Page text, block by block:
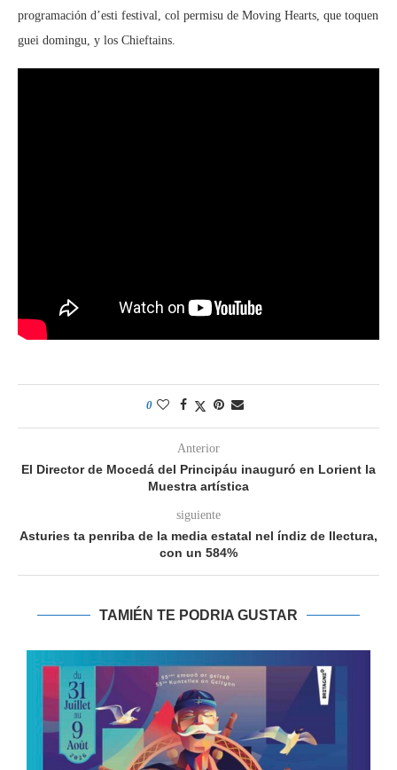
programación d’esti festival, col permisu de Moving Hearts, que toquen
guei domingu, y los Chieftains.
0
Anterior
El Director de Mocedá del Principáu inauguró en Lorient la
Muestra artística
siguiente
Asturies ta penriba de la media estatal nel índiz de llectura,
con un 584%
TAMIÉN TE PODRIA GUSTAR